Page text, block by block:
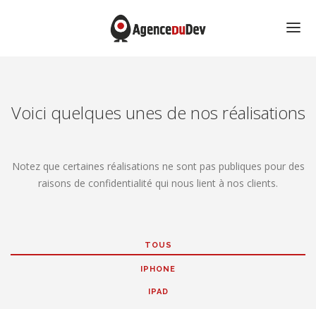
CONTACT
Voici quelques unes de nos réalisations
Notez que certaines réalisations ne sont pas publiques pour des
raisons de confidentialité qui nous lient à nos clients.
TOUS
IPHONE
IPAD